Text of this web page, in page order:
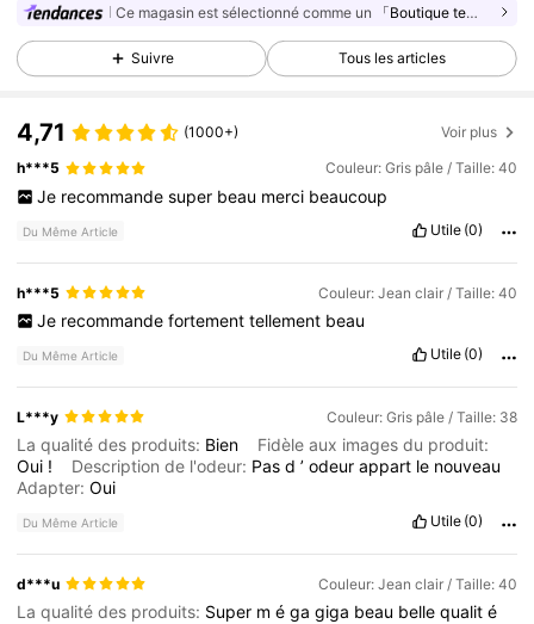
4,71 62K Suiveurs
4,71 62K Suiveurs
4,71 62K Suiveurs
4,71
4,71
4,71
Ce magasin est sélectionné comme un 「Boutique tendance」
Suivre Tous les articles
4,71 (1000+) Voir plus
h***5 Couleur: Gris pâle / Taille: 40
Je recommande super beau merci beaucoup
Du Même Article Utile (0)
h***5 Couleur: Jean clair / Taille: 40
Je recommande fortement tellement beau
Du Même Article Utile (0)
L***y Couleur: Gris pâle / Taille: 38
La qualité des produits: Bien
Fidèle aux images du produit:
Oui ! Description de l'odeur: Pasd’odeurappart le nouveau
Adapter:Oui
Du Même Article Utile (0)
d***u Couleur: Jean clair / Taille: 40
La qualité des produits: Super mégagiga beau bellequalité